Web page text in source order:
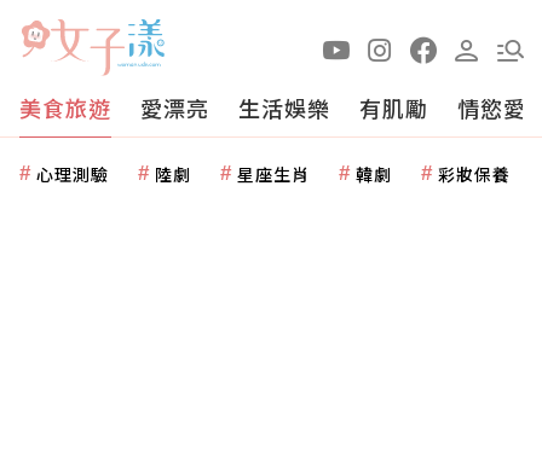
美食旅遊 愛漂亮 生活娛樂 有肌勵 情慾愛
心理測驗 陸劇 星座生肖 韓劇 彩妝保養